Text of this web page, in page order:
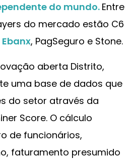
do mundo. Entre
do mercado estão C6
Ebanx, PagSeguro e Stone.
aberta Distrito,
uma base de dados que
do setor através da
Score. O cálculo
de funcionários,
faturamento presumido